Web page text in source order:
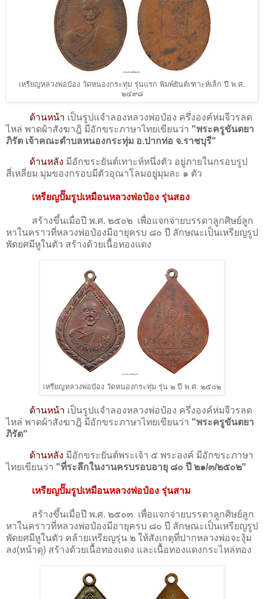
เหรียญหลวงพ่อป๋อง วัดหนองกระทุ่ม รุ่นแรก พิมพ์ยันต์เฑาะห์เล็ก ปี พ.ศ.
๒๔๙๘
ด้านหน้า เป็นรูปแจำลองหลวงพ่อป๋อง ครึ่งองค์ห่มจีวรลด
ไหล่ พาดผ้าสังฆาฎิ มีอักขระภาษาไทยเขียนว่า "พระครูขันตยา
ภิรัต เจ้าคณะตำบลหนองกระทุ่ม อ.ปากท่อ จ.ราชบุรี"
ด้านหลัง มีอักขระยันต์เทาะห์หนึ่งตัว อยู่ภายในกรอบรูป
สี่เหลี่ยม มุมของกรอบมีตัวอุณาโลมอยู่มุมละ ๑ ตัว
เหรียญปั๊มรูปเหมือนหลวงพ่อป๋อง รุ่นสอง
สร้างขึ้นเมื่อปี พ.ศ. ๒๕๐๒ เพื่อแจกจ่ายบรรดาลูกศิษย์ลูก
หาในคราวที่หลวงพ่อป๋องมีอายุครบ ๘๐ ปี ลักษณะเป็นเหรียญรูป
พัดยศมีหูในตัว สร้างด้วยเนื้อทองแดง
เหรียญหลวงพ่อป๋อง วัดหนองกระทุ่ม รุ่น ๒ ปี พ.ศ. ๒๕๐๒
ด้านหน้า เป็นรูปแจำลองหลวงพ่อป๋อง ครึ่งองค์ห่มจีวรลด
ไหล่ พาดผ้าสังฆาฎิ มีอักขระภาษาไทยเขียนว่า "พระครูขันตยา
ภิรัต"
ด้านหลัง มีอักขระยันต์พระเจ้า ๕ พระองค์ มีอักขระภาษา
ไทยเขียนว่า "ที่ระลึกในงานครบรอบอายุ ๘๐ ปี ๒๑/๓/๒๕๐๒"
เหรียญปั๊มรูปเหมือนหลวงพ่อป๋อง รุ่นสาม
สร้างขึ้นเมื่อปี พ.ศ. ๒๕๐๓ เพื่อแจกจ่ายบรรดาลูกศิษย์ลูก
หาในคราวที่หลวงพ่อป๋องมีอายุครบ ๘๐ ปี ลักษณะเป็นเหรียญรูป
พัดยศมีหูในตัว คล้ายเหรียญรุ่น ๒ ให้สังเกตุที่ปากหลวงพ่อจะงุ้ม
ลง(หน้าดุ) สร้างด้วยเนื้อทองแดง และเนื้อทองแดงกระไหล่ทอง